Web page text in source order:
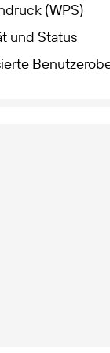
(WPS)
und Status